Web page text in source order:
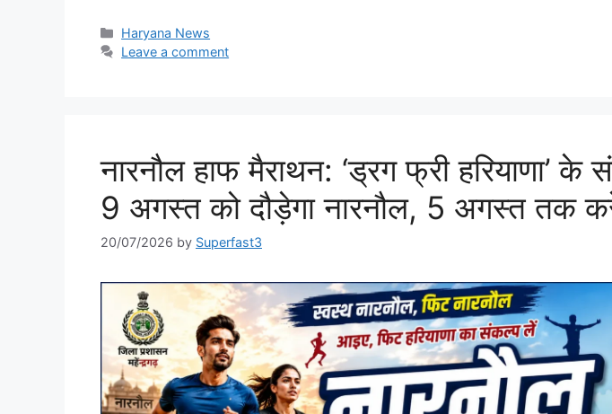
Categories
Haryana News
Leave a comment
नारनौल हाफ मैराथन: ‘ड्रग फ्री हरियाणा’
9 अगस्त को दौड़ेगा नारनौल, 5 अगस्त तक
20/07/2026 by Superfast3